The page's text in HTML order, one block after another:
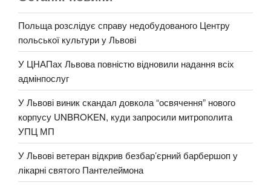
Польща розслідує справу недобудованого Центру
польської культури у Львові
У ЦНАПах Львова повністю відновили надання всіх
адмінпослуг
У Львові виник скандал довкола “освячення” нового
корпусу UNBROKEN, куди запросили митрополита
УПЦ МП
У Львові ветеран відкрив безбар’єрний барбершоп у
лікарні святого Пантелеймона